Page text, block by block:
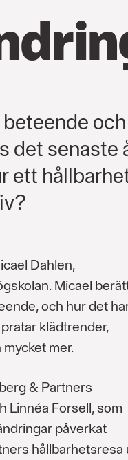
det senaste
ett
Dahlen,
Micael
och hur det
klädtrender,
mer.
& Partners
Linnéa Forsell, som
påverkat
hållbarhetsresa